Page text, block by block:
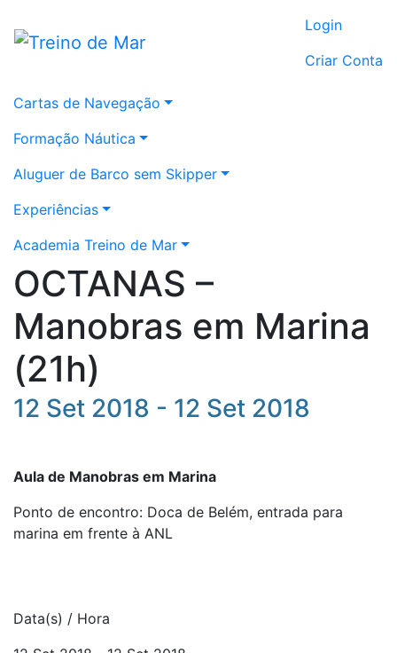
Login
Criar Conta
Cartas de Navegação
Formação Náutica
Aluguer de Barco sem Skipper
Experiências
Academia Treino de Mar
OCTANAS –
Manobras em Marina
(21h)
12 Set 2018 - 12 Set 2018
Aula de Manobras em Marina
Ponto de encontro: Doca de Belém, entrada para
marina em frente à ANL
Data(s) / Hora